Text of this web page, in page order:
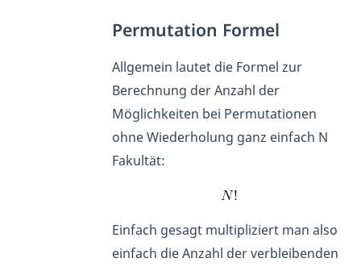
Permutation Formel
Allgemein lautet die Formel zur
Berechnung der Anzahl der
Möglichkeiten bei Permutationen
ohne Wiederholung ganz einfach N
Fakultät:
Einfach gesagt multipliziert man also
einfach die Anzahl der verbleibenden